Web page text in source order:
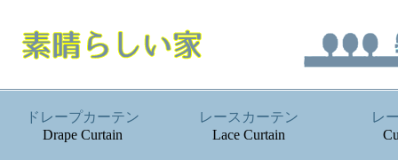
ドレープカーテン
Drape Curtain
レースカーテン
Lace Curtain
レ